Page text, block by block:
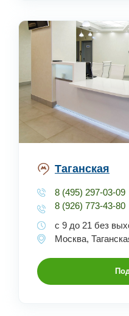
Таганская
8 (495) 297-03-09
8 (926) 773-43-80
с 9 до 21 без
Москва,